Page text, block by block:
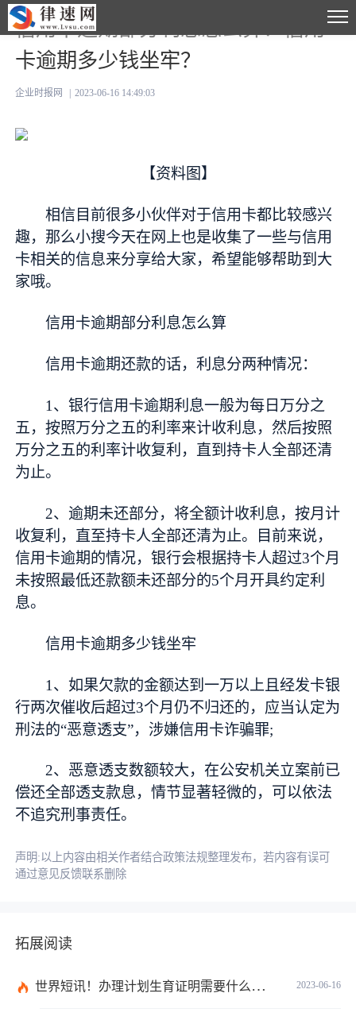
信用卡逾期部分利息怎么算？信用
卡逾期多少钱坐牢？
企业时报网 2023-06-16 14:49:03
【资料图】
相信目前很多小伙伴对于信用卡都比较感兴
趣，那么小搜今天在网上也是收集了一些与信用
卡相关的信息来分享给大家，希望能够帮助到大
家哦。
信用卡逾期部分利息怎么算
信用卡逾期还款的话，利息分两种情况：
1、银行信用卡逾期利息一般为每日万分之
五，按照万分之五的利率来计收利息，然后按照
万分之五的利率计收复利，直到持卡人全部还清
为止。
2、逾期未还部分，将全额计收利息，按月计
收复利，直至持卡人全部还清为止。目前来说，
信用卡逾期的情况，银行会根据持卡人超过3个月
未按照最低还款额未还部分的5个月开具约定利
息。
信用卡逾期多少钱坐牢
1、如果欠款的金额达到一万以上且经发卡银
行两次催收后超过3个月仍不归还的，应当认定为
刑法的“恶意透支”，涉嫌信用卡诈骗罪;
2、恶意透支数额较大，在公安机关立案前已
偿还全部透支款息，情节显著轻微的，可以依法
不追究刑事责任。
声明:以上内容由相关作者结合政策法规整理发布，若内容有误可
通过意见反馈联系删除
拓展阅读
2023-06-16
世界短讯！办理计划生育证明需要什么材料？深圳市出生入户计划生育证明如何办理？